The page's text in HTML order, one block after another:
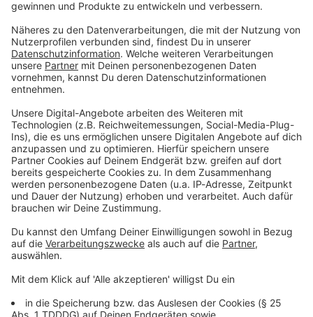
Du möchtest uns etwas sagen?
Studio Hotline
Kontaktformular
Sprachnachricht
© dpa-infocom, dpa:251119-930-314604/1